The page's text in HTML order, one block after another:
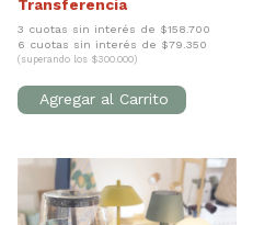
3 cuotas sin interés de $158.700
6 cuotas sin interés de $79.350
(superando los $300.000)